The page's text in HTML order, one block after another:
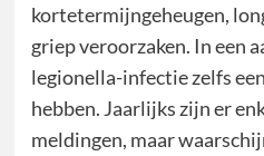
kortetermijngeheugen,
griep veroorzaken. In een
legionella-infectie zelfs
hebben. Jaarlijks zijn er
meldingen, maar